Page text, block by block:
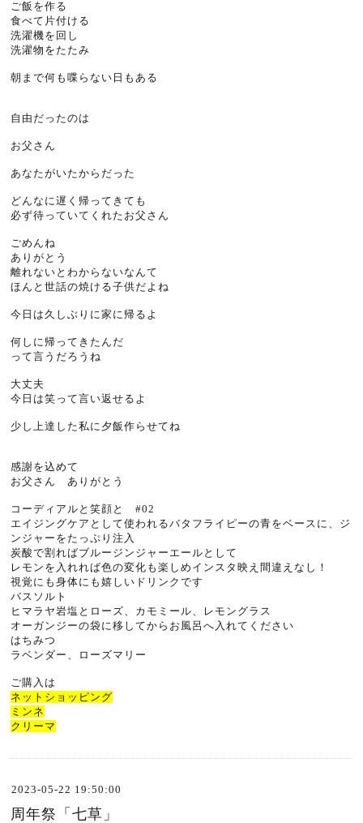
ご飯を作る
食べて片付ける
洗濯機を回し
洗濯物をたたみ
朝まで何も喋らない日もある
自由だったのは
お父さん
あなたがいたからだった
どんなに遅く帰ってきても
必ず待っていてくれたお父さん
ごめんね
ありがとう
離れないとわからないなんて
ほんと世話の焼ける子供だよね
今日は久しぶりに家に帰るよ
何しに帰ってきたんだ
って言うだろうね
大丈夫
今日は笑って言い返せるよ
少し上達した私に夕飯作らせてね
感謝を込めて
お父さん ありがとう
コーディアルと笑顔と #02
エイジングケアとして使われるバタフライピーの青をベースに、ジ
ンジャーをたっぷり注入
炭酸で割ればブルージンジャーエールとして
レモンを入れれば色の変化も楽しめインスタ映え間違えなし！
視覚にも身体にも嬉しいドリンクです
バスソルト
ヒマラヤ岩塩とローズ、カモミール、レモングラス
オーガンジーの袋に移してからお風呂へ入れてください
はちみつ
ラベンダー、ローズマリー
ご購入は
ネットショッピング
ミンネ
クリーマ
2023-05-22 19:50:00
周年祭「七草」